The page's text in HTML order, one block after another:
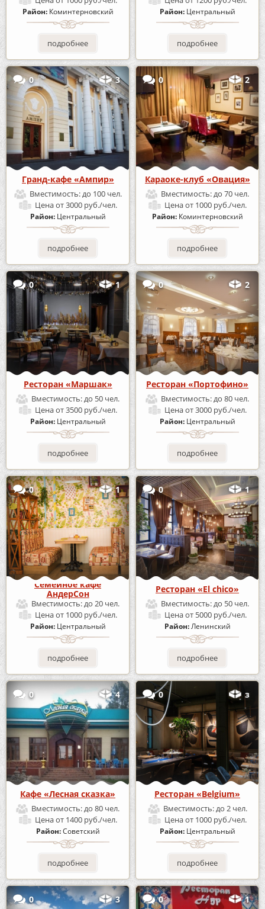
Район: Коминтерновский
подробнее
Район: Центральный
подробнее
0 3
Гранд-кафе «Ампир»
Вместимость:до 100 чел.
Ценаот 3000 руб./чел.
Район: Центральный
подробнее
0 2
Караоке-клуб «Овация»
Вместимость:до 70 чел.
Ценаот 1000 руб./чел.
Район: Коминтерновский
подробнее
0 1
Ресторан «Маршак»
Вместимость:до 50 чел.
Ценаот 3500 руб./чел.
Район: Центральный
подробнее
0 2
Ресторан «Портофино»
Вместимость:до 80 чел.
Ценаот 3000 руб./чел.
Район: Центральный
подробнее
0 1
Семейное кафе
АндерСон
Вместимость:до 20 чел.
Ценаот 1000 руб./чел.
Район: Центральный
подробнее
0 1
Ресторан «El chico»
Вместимость:до 50 чел.
Ценаот 5000 руб./чел.
Район:Ленинский
подробнее
0 4
Кафе «Лесная сказка»
Вместимость: до 80 чел.
Ценаот 1400 руб./чел.
Район:Советский
подробнее
0 з
Ресторан «Belgium»
Вместимость: до 2 чел.
Ценаот 1000 руб./чел.
Район: Центральный
подробнее
0 3 0 1